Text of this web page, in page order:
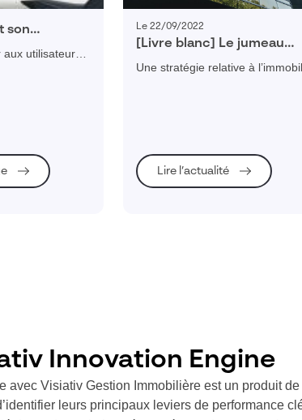
son
avec
utilisateurs
Le 22/09/2022
[Livre blanc] Le jumeau
numérique au service de
décarbonation de vos
Une stratégie relative à
l’inscrire dans cette obligation de
réduction de son impact sur les
ressources, tant en construction
Lire l’actualité
Innovation Engine
Visiativ Gestion Immobilière est un produit
leurs principaux leviers de performance